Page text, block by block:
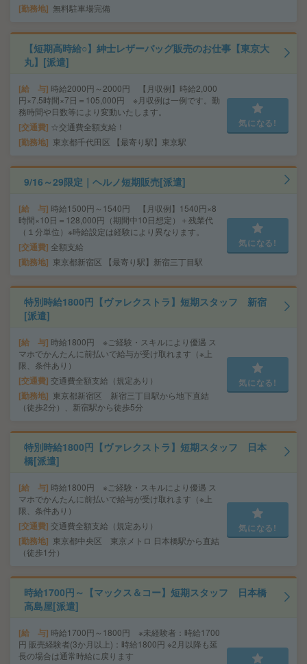
勤務地 無料駐車場完備
【短期高時給○】紳士レザーバッグ販売のお仕事【東京大
丸】[派遣]
給 与 時給2000円～2000円 【月収例】時給2,000
円×7.5時間×7日＝105,000円 ※月収例は一例です。勤
務時間や日数等により変動いたします。
交通費 ☆交通費全額支給！
勤務地 東京都千代田区 【最寄り駅】東京駅
気になる!
9/16～29限定｜ヘルノ短期販売[派遣]
給 与 時給1500円～1540円 【月収例】1540円×8
時間×10日＝128,000円（期間中10日想定）＋残業代
（１分単位）※時給設定は経験により異なります。
交通費 全額支給
勤務地 東京都新宿区 【最寄り駅】新宿三丁目駅
気になる!
特別時給1800円【ヴァレクストラ】短期スタッフ 新宿
[派遣]
給 与 時給1800円 ※ご経験・スキルにより優遇 ス
マホでかんたんに前払いで給与が受け取れます（※上
限、条件あり）
交通費 交通費全額支給（規定あり）
勤務地
東京都新宿区 新宿三丁目駅から地下直結
（徒歩2分）、新宿駅から徒歩5分
気になる!
特別時給1800円【ヴァレクストラ】短期スタッフ 日本
橋[派遣]
給 与 時給1800円 ※ご経験・スキルにより優遇 ス
マホでかんたんに前払いで給与が受け取れます（※上
限、条件あり）
交通費 交通費全額支給（規定あり）
勤務地
東京都中央区 東京メトロ 日本橋駅から直結
（徒歩1分）
気になる!
時給1700円～【マックス＆コー】短期スタッフ 日本橋
高島屋[派遣]
給 与 時給1700円～1800円 ※未経験者：時給1700
円 販売経験者(3か月以上)：時給1800円 ※2月以降も延
長の場合は通常時給に戻ります